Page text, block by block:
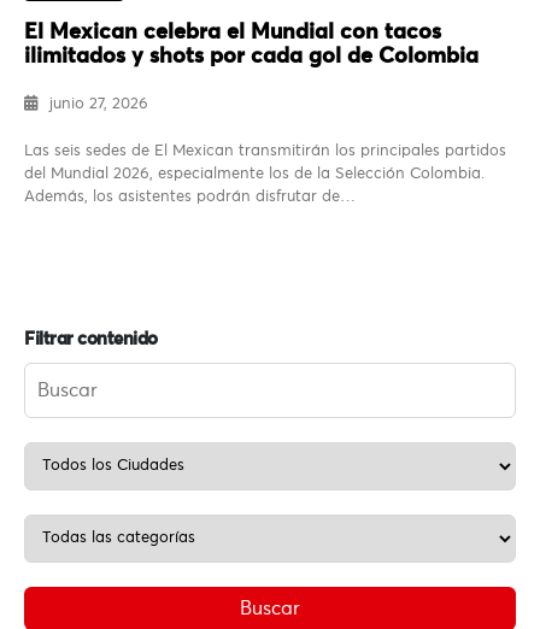
El Mexican celebra el Mundial con tacos
ilimitados y shots por cada gol de Colombia
junio 27, 2026
Las seis sedes de El Mexican transmitirán los principales partidos
del Mundial 2026, especialmente los de la Selección Colombia.
Además, los asistentes podrán disfrutar de…
Filtrar contenido